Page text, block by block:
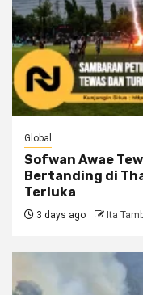
Global
Sofwan Awae
Bertanding di
Terluka
3 days ago Ita